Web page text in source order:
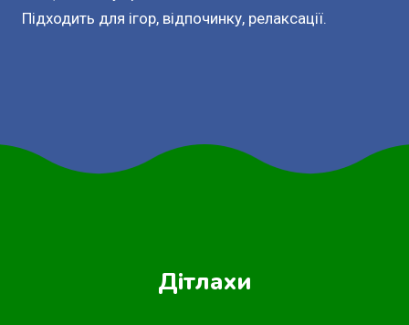
Підходить для ігор, відпочинку, релаксації.
Дітлахи